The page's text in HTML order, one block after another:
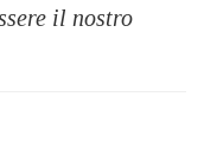
il nostro